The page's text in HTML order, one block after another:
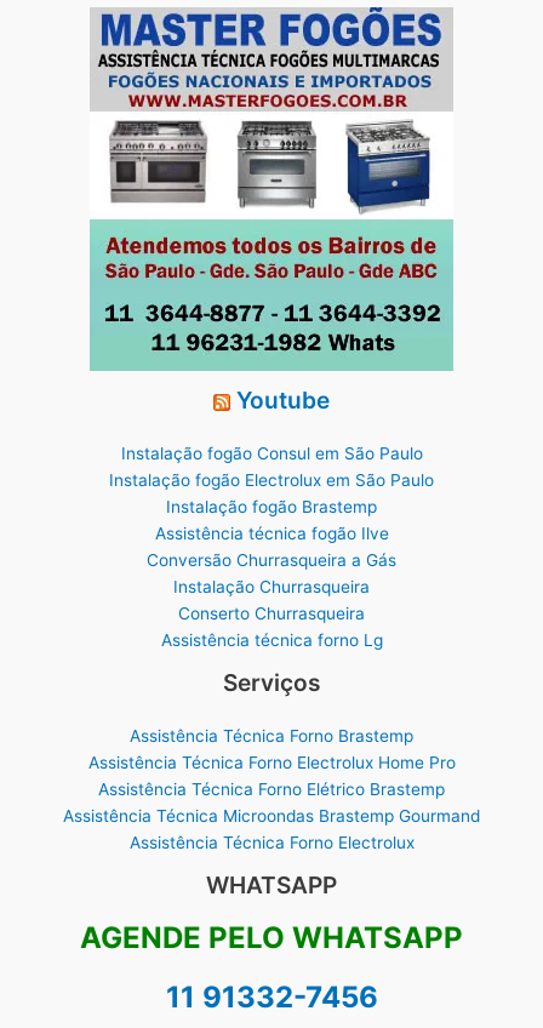
Youtube
Instalação fogão Consul em São Paulo
Instalação fogão Electrolux em São Paulo
Instalação fogão Brastemp
Assistência técnica fogão Ilve
Conversão Churrasqueira a Gás
Instalação Churrasqueira
Conserto Churrasqueira
Assistência técnica forno Lg
Serviços
Assistência Técnica Forno Brastemp
Assistência Técnica Forno Electrolux Home Pro
Assistência Técnica Forno Elétrico Brastemp
Assistência Técnica Microondas Brastemp Gourmand
Assistência Técnica Forno Electrolux
WHATSAPP
AGENDE PELO WHATSAPP
11 91332-7456